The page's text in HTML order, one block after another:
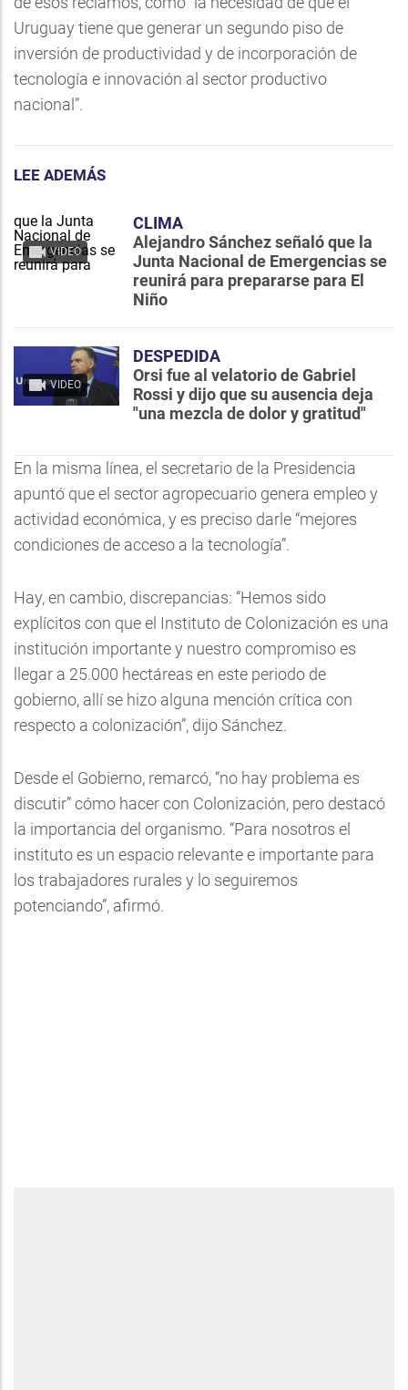
Uruguay tiene que generar un segundo piso de
inversión de productividad y de incorporación de
tecnología e innovación al sector productivo
nacional”.
LEE ADEMÁS
VIDEO
CLIMA
Alejandro Sánchez señaló que la
Junta Nacional de Emergencias se
reunirá para prepararse para El
Niño
VIDEO
DESPEDIDA
Orsi fue al velatorio de Gabriel
Rossi y dijo que su ausencia deja
"una mezcla de dolor y gratitud"
En la misma línea, el secretario de la Presidencia
apuntó que el sector agropecuario genera empleo y
actividad económica, y es preciso darle “mejores
condiciones de acceso a la tecnología”.
Hay, en cambio, discrepancias: “Hemos sido
explícitos con que el Instituto de Colonización es una
institución importante y nuestro compromiso es
llegar a 25.000 hectáreas en este periodo de
gobierno, allí se hizo alguna mención crítica con
respecto a colonización”, dijo Sánchez.
Desde el Gobierno, remarcó, “no hay problema es
discutir” cómo hacer con Colonización, pero destacó
la importancia del organismo. “Para nosotros el
instituto es un espacio relevante e importante para
los trabajadores rurales y lo seguiremos
potenciando”, afirmó.